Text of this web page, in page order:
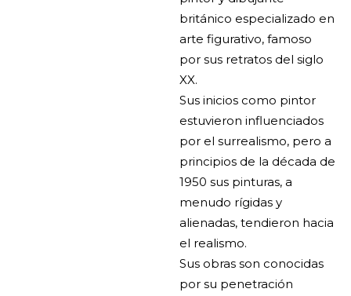
británico especializado en
arte figurativo, famoso
por sus retratos del siglo
XX.
Sus inicios como pintor
estuvieron influenciados
por el surrealismo, pero a
principios de la década de
1950 sus pinturas, a
menudo rígidas y
alienadas, tendieron hacia
el realismo.
Sus obras son conocidas
por su penetración